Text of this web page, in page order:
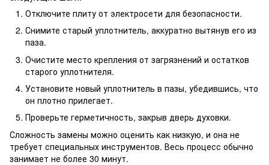
Отключите плиту от электросети для безопасности.
Снимите старый уплотнитель, аккуратно вытянув его из
паза.
Очистите место крепления от загрязнений и остатков
старого уплотнителя.
Установите новый уплотнитель в пазы, убедившись, что
он плотно прилегает.
Проверьте герметичность, закрыв дверь духовки.
Сложность замены можно оценить как низкую, и она не
требует специальных инструментов. Весь процесс обычно
занимает не более 30 минут.